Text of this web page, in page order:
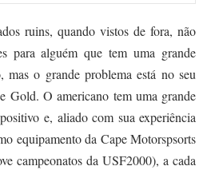
ruins, quando vistos de fora, não
para alguém que tem uma grande
mas o grande problema está no seu
Gold. O americano tem uma grande
e, aliado com sua experiência
equipamento da Cape Motorspsorts
campeonatos da USF2000), a cada